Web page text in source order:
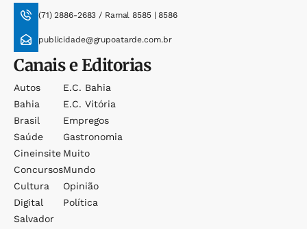
(71) 2886-2683 / Ramal 8585 | 8586
publicidade@grupoatarde.com.br
Canais e Editorias
Autos
Bahia
Brasil
Saúde
Cineinsite
Concursos
Cultura
Digital
Salvador
E.c. Bahia
E.c. Vitória
Empregos
Gastronomia
Muito
Mundo
Opinião
Política